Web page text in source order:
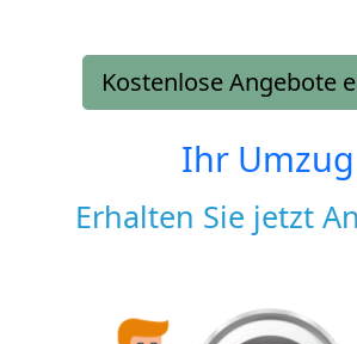
Kostenlose Angebote
Ihr Umzug
Erhalten Sie jetzt